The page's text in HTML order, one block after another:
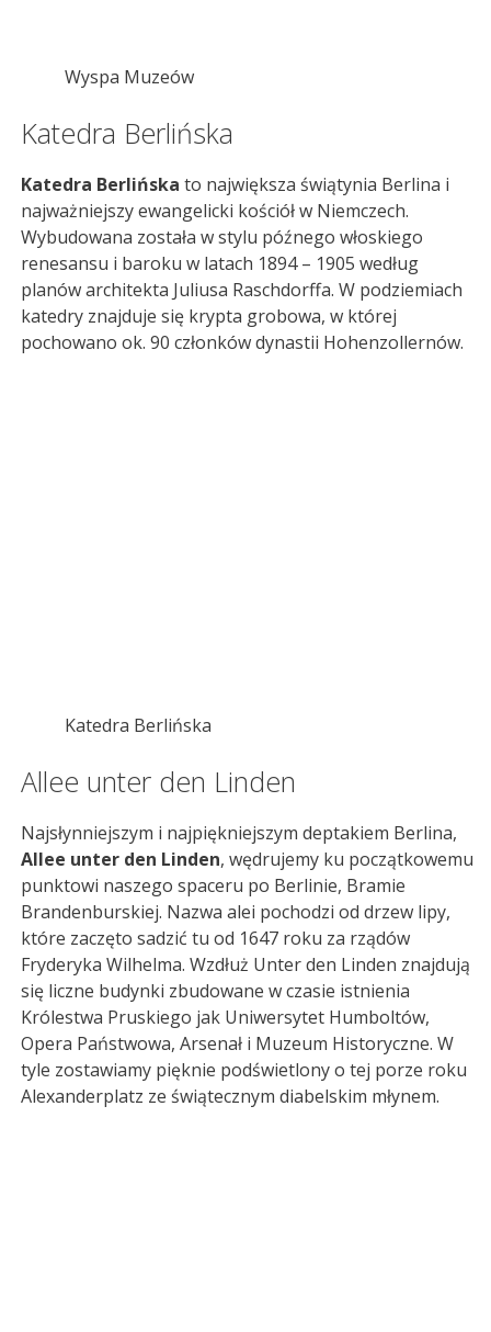
Wyspa Muzeów
Katedra Berlińska
Katedra Berlińska to największa świątynia Berlina i
najważniejszy ewangelicki kościół w Niemczech.
Wybudowana została w stylu późnego włoskiego
renesansu i baroku w latach 1894 – 1905 według
planów architekta Juliusa Raschdorffa. W podziemiach
katedry znajduje się krypta grobowa, w której
pochowano ok. 90 członków dynastii Hohenzollernów.
Katedra Berlińska
Allee unter den Linden
Najsłynniejszym i najpiękniejszym deptakiem Berlina,
Allee unter den Linden, wędrujemy ku początkowemu
punktowi naszego spaceru po Berlinie, Bramie
Brandenburskiej. Nazwa alei pochodzi od drzew lipy,
które zaczęto sadzić tu od 1647 roku za rządów
Fryderyka Wilhelma. Wzdłuż Unter den Linden znajdują
się liczne budynki zbudowane w czasie istnienia
Królestwa Pruskiego jak Uniwersytet Humboltów,
Opera Państwowa, Arsenał i Muzeum Historyczne. W
tyle zostawiamy pięknie podświetlony o tej porze roku
Alexanderplatz ze świątecznym diabelskim młynem.